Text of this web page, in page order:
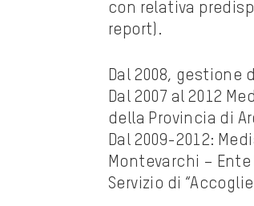
con relativa
report).
Dal 2008, gestione
Dal 2007 al 2012
della Provincia di
Dal 2009-2012:
Montevarchi –
Servizio di